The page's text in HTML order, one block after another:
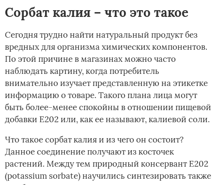
Сорбат калия – что это такое
Сегодня трудно найти натуральный продукт без
вредных для организма химических компонентов.
По этой причине в магазинах можно часто
наблюдать картину, когда потребитель
внимательно изучает представленную на этикетке
информацию о товаре. Такого плана лица могут
быть более-менее спокойны в отношении пищевой
добавки Е202 или, как ее называют, калиевой соли.
Что такое сорбат калия и из чего он состоит?
Данное соединение получают из косточек
растений. Между тем природный консервант Е202
(potassium sorbate) научились синтезировать также